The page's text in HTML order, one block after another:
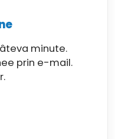
minute.
prin e-mail.